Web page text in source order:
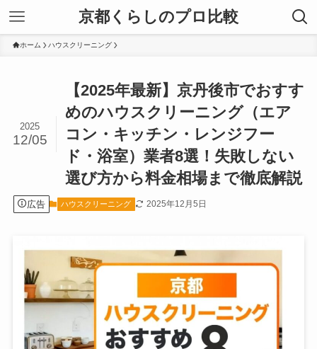
京都くらしのプロ比較
ホーム ハウスクリーニング
【2025年最新】京丹後市でおすす
めのハウスクリーニング（エア
コン・キッチン・レンジフー
ド・浴室）業者8選！失敗しない
選び方から料金相場まで徹底解説
2025
12/05
広告 ハウスクリーニング 2025年12月5日